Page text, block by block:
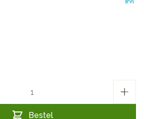
Bestel